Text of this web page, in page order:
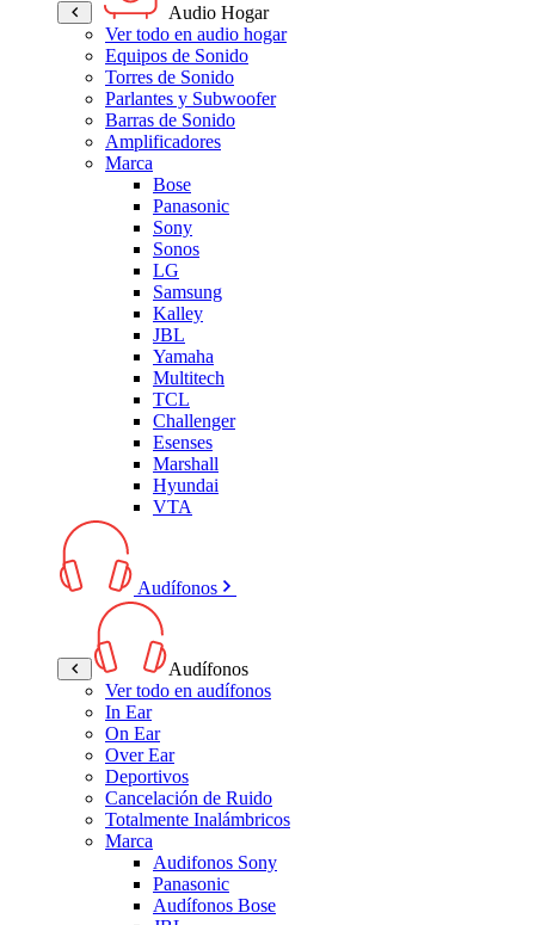
Audio Hogar
Ver todo en audio hogar
Equipos de Sonido
Torres de Sonido
Parlantes y Subwoofer
Barras de Sonido
Amplificadores
Marca
Bose
Panasonic
Sony
Sonos
LG
Samsung
Kalley
JBL
Yamaha
Multitech
TCL
Challenger
Esenses
Marshall
Hyundai
VTA
Audífonos
Audífonos
Ver todo en audífonos
In Ear
On Ear
Over Ear
Deportivos
Cancelación de Ruido
Totalmente Inalámbricos
Marca
Audifonos Sony
Panasonic
Audífonos Bose